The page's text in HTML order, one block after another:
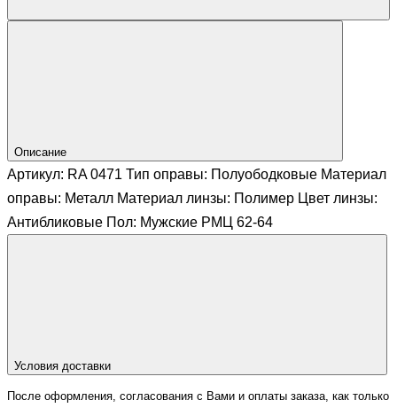
Описание
Артикул: RA 0471 Тип оправы: Полуободковые Материал
оправы: Металл Материал линзы: Полимер Цвет линзы:
Антибликовые Пол: Мужские РМЦ 62-64
Условия доставки
После оформления, согласования с Вами и оплаты заказа, как только